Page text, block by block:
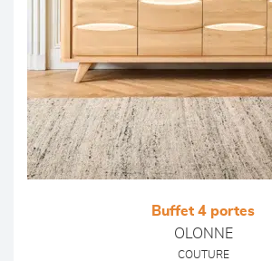
Buffet 4 portes
OLONNE
COUTURE